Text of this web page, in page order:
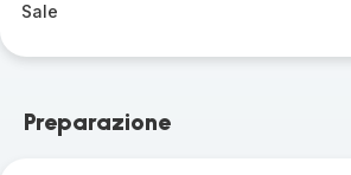
Sale
Preparazione